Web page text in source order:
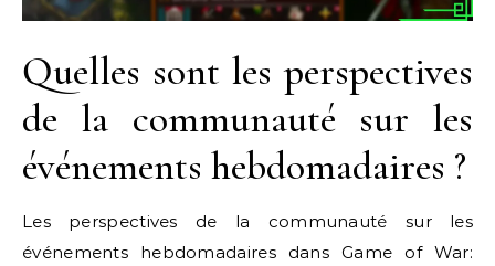
Quelles sont les perspectives
de la communauté sur les
événements hebdomadaires ?
Les perspectives de la communauté sur les
événements hebdomadaires dans Game of War: